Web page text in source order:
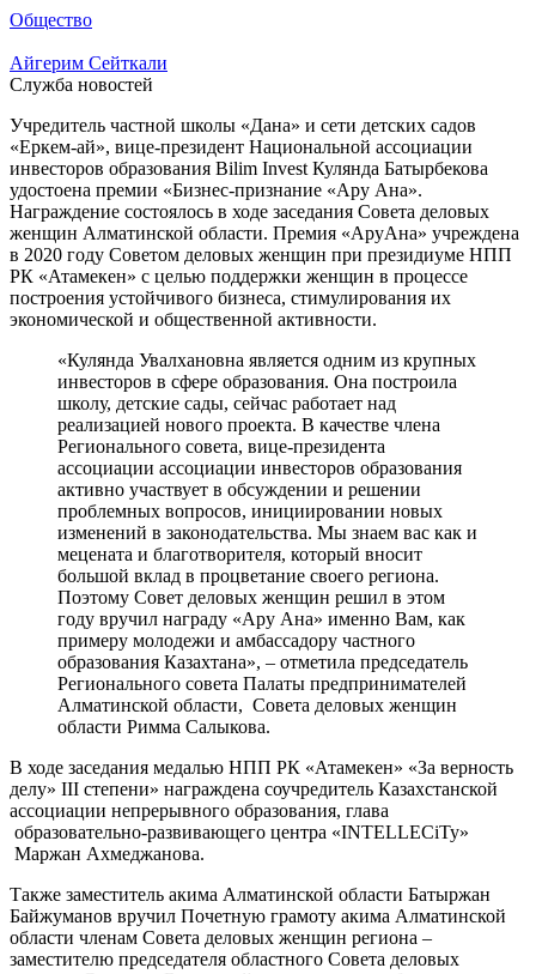
Общество
Айгерим Сейткали
Служба новостей
Учредитель частной школы «Дана» и сети детских садов
«Еркем-ай», вице-президент Национальной ассоциации
инвесторов образования Bilim Invest Кулянда Батырбекова
удостоена премии «Бизнес-признание «Ару Ана».
Награждение состоялось в ходе заседания Совета деловых
женщин Алматинской области. Премия «АруАна» учреждена
в 2020 году Советом деловых женщин при президиуме НПП
РК «Атамекен» с целью поддержки женщин в процессе
построения устойчивого бизнеса, стимулирования их
экономической и общественной активности.
«Кулянда Увалхановна является одним из крупных
инвесторов в сфере образования. Она построила
школу, детские сады, сейчас работает над
реализацией нового проекта. В качестве члена
Регионального совета, вице-президента
ассоциации ассоциации инвесторов образования
активно участвует в обсуждении и решении
проблемных вопросов, инициировании новых
изменений в законодательства. Мы знаем вас как и
мецената и благотворителя, который вносит
большой вклад в процветание своего региона.
Поэтому Совет деловых женщин решил в этом
году вручил награду «Ару Ана» именно Вам, как
примеру молодежи и амбассадору частного
образования Казахтана», – отметила председатель
Регионального совета Палаты предпринимателей
Алматинской области, Совета деловых женщин
области Римма Салыкова.
В ходе заседания медалью НПП РК «Атамекен» «За верность
делу» ІІІ степени» награждена соучредитель Казахстанской
ассоциации непрерывного образования, глава
образовательно-развивающего центра «INTELLECiTy»
Маржан Ахмеджанова.
Также заместитель акима Алматинской области Батыржан
Байжуманов вручил Почетную грамоту акима Алматинской
области членам Совета деловых женщин региона –
заместителю председателя областного Совета деловых